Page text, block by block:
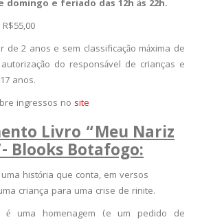
e feriado das 12h às 22h.
de 2 anos e sem classificação máxima de
do responsável de crianças e
anos.
ingressos no site
Livro “Meu Nariz
Blooks Botafogo:
uma história que conta, em versos
criança para uma crise de rinite.
é uma homenagem (e um pedido de